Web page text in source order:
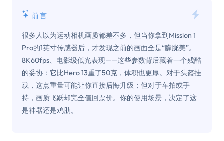
前言
很多人以为运动相机画质都差不多，但当你拿到Mission 1
Pro的1英寸传感器后，才发现之前的画面全是“朦胧美”。
8K60fps、电影级低光表现——这些参数背后藏着一个残酷
的妥协：它比Hero 13重了50克，体积也更厚。对于头盔挂
载，这点重量可能让你直接后悔升级；但对于车拍或手
持，画质飞跃却完全值回票价。你的使用场景，决定了这
是神器还是鸡肋。